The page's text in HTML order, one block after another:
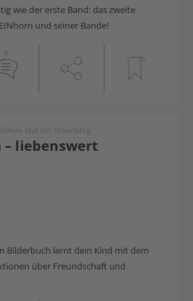
wie der erste Band: das zweite
und seiner Bande!
6
liebenswert
Und Der Geburtstag
Bilderbuch lernt dein Kind mit dem
über Freundschaft und